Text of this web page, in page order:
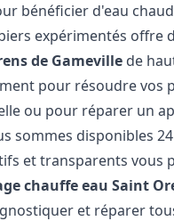
bénéficier d'eau
expérimentés offre
de Gameville de
pour résoudre vos
ou pour réparer un
sommes disponibles
et transparents vous
chauffe eau Saint
et réparer